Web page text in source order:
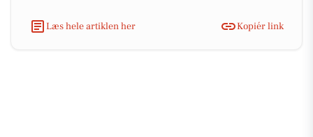
Læs hele artiklen her Kopiér link